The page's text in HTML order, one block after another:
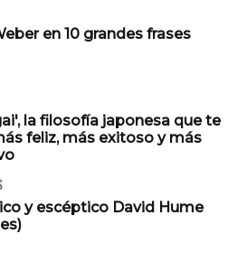
en 10 grandes frases
la filosofía japonesa que te
feliz, más exitoso y más
y escéptico David Hume